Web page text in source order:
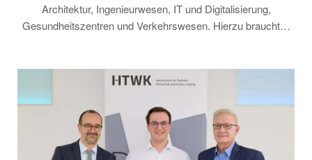
Architektur, Ingenieurwesen, IT und Digitalisierung,
Gesundheitszentren und Verkehrswesen. Hierzu braucht…